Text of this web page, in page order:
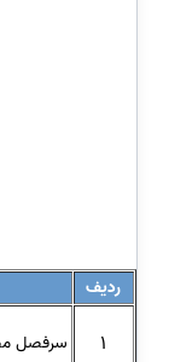
ردیف
1 سرفصل